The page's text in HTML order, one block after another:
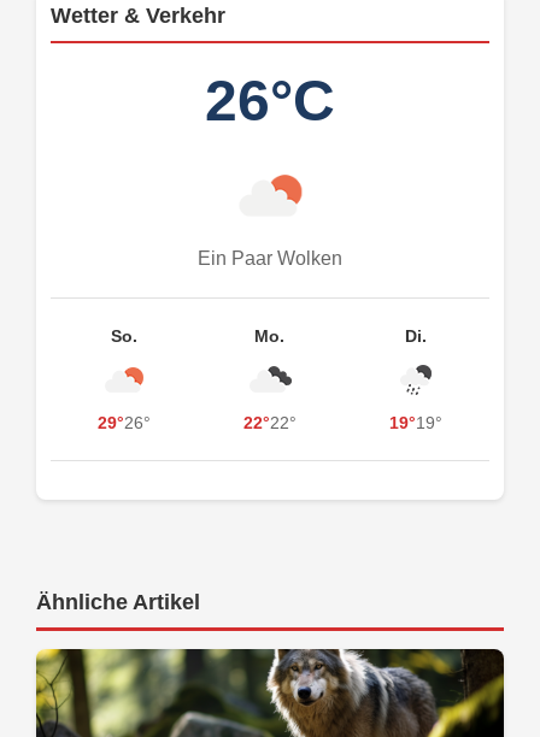
Wetter & Verkehr
26°C
Ein Paar Wolken
So.
29°26°
Mo.
22°22°
Di.
19°19°
Ähnliche Artikel